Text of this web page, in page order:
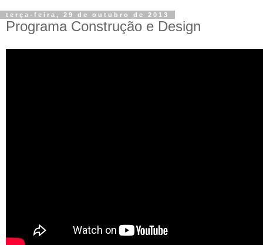
terça-feira, 29 de outubro de 2013
Programa Construção e Design